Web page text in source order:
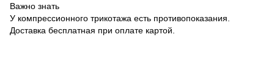
Важно знать
У компрессионного трикотажа есть противопоказания.
Доставка бесплатная при оплате картой.